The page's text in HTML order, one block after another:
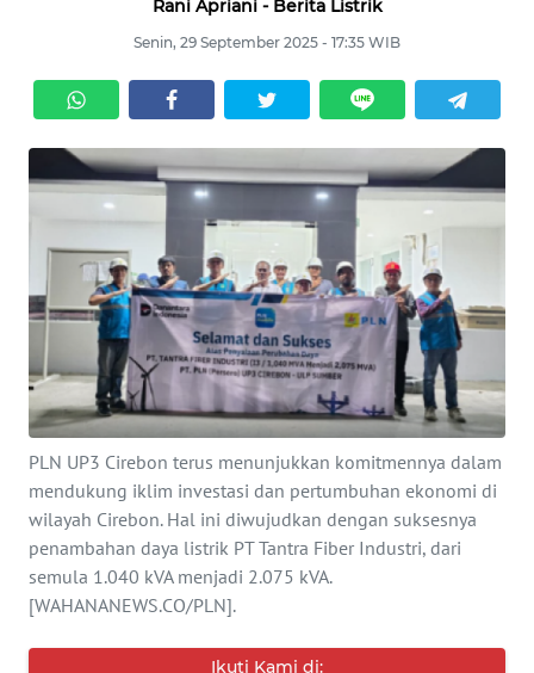
Rani Apriani - Berita Listrik
Senin, 29 September 2025 - 17:35 WIB
PLN UP3 Cirebon terus menunjukkan komitmennya dalam
mendukung iklim investasi dan pertumbuhan ekonomi di
wilayah Cirebon. Hal ini diwujudkan dengan suksesnya
penambahan daya listrik PT Tantra Fiber Industri, dari
semula 1.040 kVA menjadi 2.075 kVA.
[WAHANANEWS.CO/PLN].
Ikuti Kami di:
LISTRIK
SEJARAH
LISTRIK
SERBA-
SERBI
Informasi
INDEKS
BERITA
KONTAK
KAMI
INFO
IKLAN